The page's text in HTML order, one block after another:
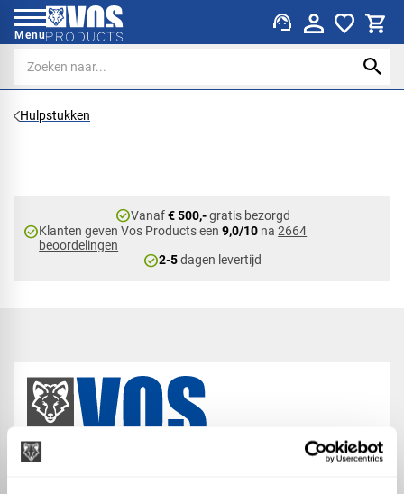
Menu support_agent
Hulpstukken
check_circleVanaf€ 500,-gratis bezorgd
check_circleKlanten geven Vos Products een9,0/10 na2664
beoordelingen
check_circle2-5dagen levertijd